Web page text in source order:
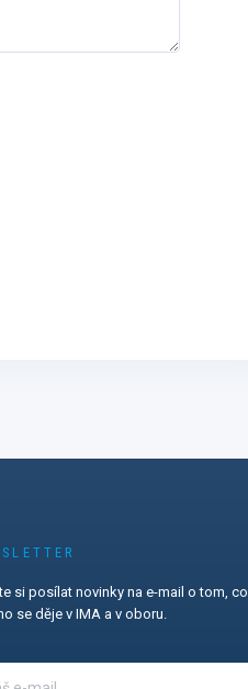
si posílat novinky na e-mail o tom, co
se děje v IMA a v oboru.